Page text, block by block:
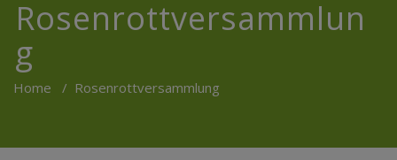
Rosenrottversammlun
g
Home / Rosenrottversammlung